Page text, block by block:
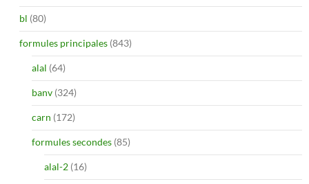
bl (80)
formules principales (843)
alal (64)
banv (324)
carn (172)
formules secondes (85)
alal-2 (16)